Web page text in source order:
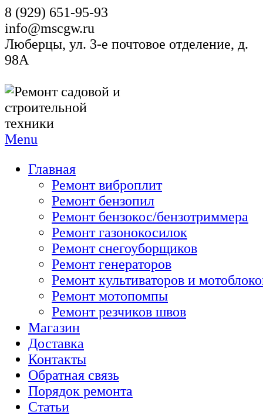
8 (929) 651-95-93
info@mscgw.ru
Люберцы, ул. 3-е почтовое отделение, д.
98А
Menu
Главная
Ремонт виброплит
Ремонт бензопил
Ремонт бензокос/бензотриммера
Ремонт газонокосилок
Ремонт снегоуборщиков
Ремонт генераторов
Ремонт культиваторов и
Ремонт мотопомпы
Ремонт резчиков швов
Магазин
Доставка
Контакты
Обратная связь
Порядок ремонта
Статьи